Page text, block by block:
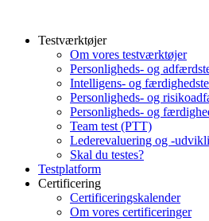
Testværktøjer
Om vores testværktøjer
Personligheds- og
Intelligens- og
Personligheds- og
Personligheds- og
Team test (PTT)
Lederevaluering og -
Skal du testes?
Testplatform
Certificering
Certificeringskalender
Om vores certificeringer